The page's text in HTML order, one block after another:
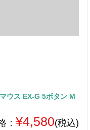
ウス EX-G 5ボタン M
： ¥4,580(税込)